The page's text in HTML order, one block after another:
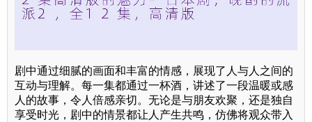
剧中通过细腻的画面和丰富的情感，展现了人与人之间的
互动与理解。每一集都通过一杯酒，讲述了一段温暖或感
人的故事，令人倍感亲切。无论是与朋友欢聚，还是独自
享受时光，剧中的情景都让人产生共鸣，仿佛将观众带入